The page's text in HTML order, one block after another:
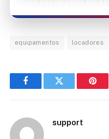
equipamentos locadores
FacebookTwitter
support